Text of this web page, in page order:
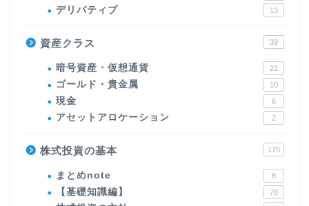
デリバティブ 13
資産クラス 39
暗号資産・仮想通貨 21
ゴールド・貴金属 10
現金 6
アセットアロケーション 2
株式投資の基本 175
まとめnote 8
【基礎知識編】 78